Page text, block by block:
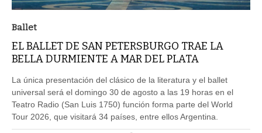
Ballet
EL BALLET DE SAN PETERSBURGO TRAE LA
BELLA DURMIENTE A MAR DEL PLATA
La única presentación del clásico de la literatura y el ballet
universal será el domingo 30 de agosto a las 19 horas en el
Teatro Radio (San Luis 1750) función forma parte del World
Tour 2026, que visitará 34 países, entre ellos Argentina.